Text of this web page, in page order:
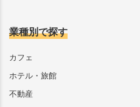
業種別で探す
カフェ
ホテル・旅館
不動産